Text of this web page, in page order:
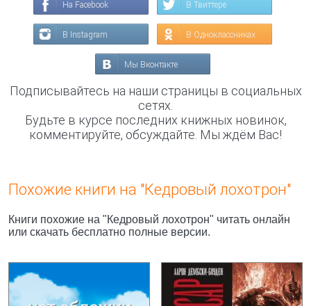
На Facebook В Твиттере
В Instagram В Одноклассниках
Мы Вконтакте
Подписывайтесь на наши страницы в социальных
сетях.
Будьте в курсе последних книжных новинок,
комментируйте, обсуждайте. Мы ждём Вас!
Похожие книги на "Кедровый лохотрон"
Книги похожие на "Кедровый лохотрон" читать онлайн
или скачать бесплатно полные версии.